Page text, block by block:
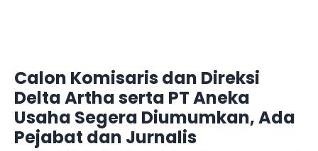
Calon Komisaris dan Direksi
Delta Artha serta PT Aneka
Usaha Segera Diumumkan, Ada
Pejabat dan Jurnalis